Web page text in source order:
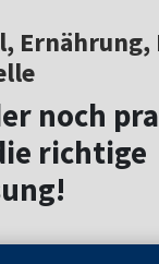
Ernährung,
noch
richtige